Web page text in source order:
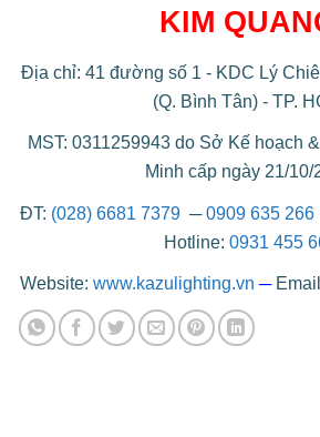
KIM
Địa chỉ: 41 đường số 1 - KDC Lý
(Q. Bình Tân) - TP.
MST: 0311259943 do Sở Kế hoạch
Minh cấp ngày 21/10/
ĐT: (028) 6681 7379 ─0909 635 266
Hotline: 0931 455
Website: www.kazulighting.vn ─